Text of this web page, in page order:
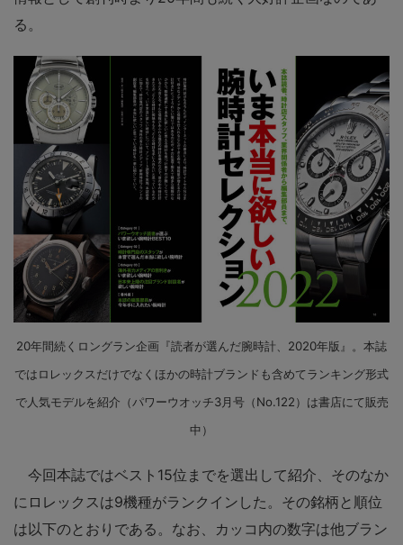
る。
20年間続くロングラン企画『読者が選んだ腕時計、2020年版』。本誌
ではロレックスだけでなくほかの時計ブランドも含めてランキング形式
で人気モデルを紹介（パワーウオッチ3月号（No.122）は書店にて販売
中）
今回本誌ではベスト15位までを選出して紹介、そのなか
にロレックスは9機種がランクインした。その銘柄と順位
は以下のとおりである。なお、カッコ内の数字は他ブラン